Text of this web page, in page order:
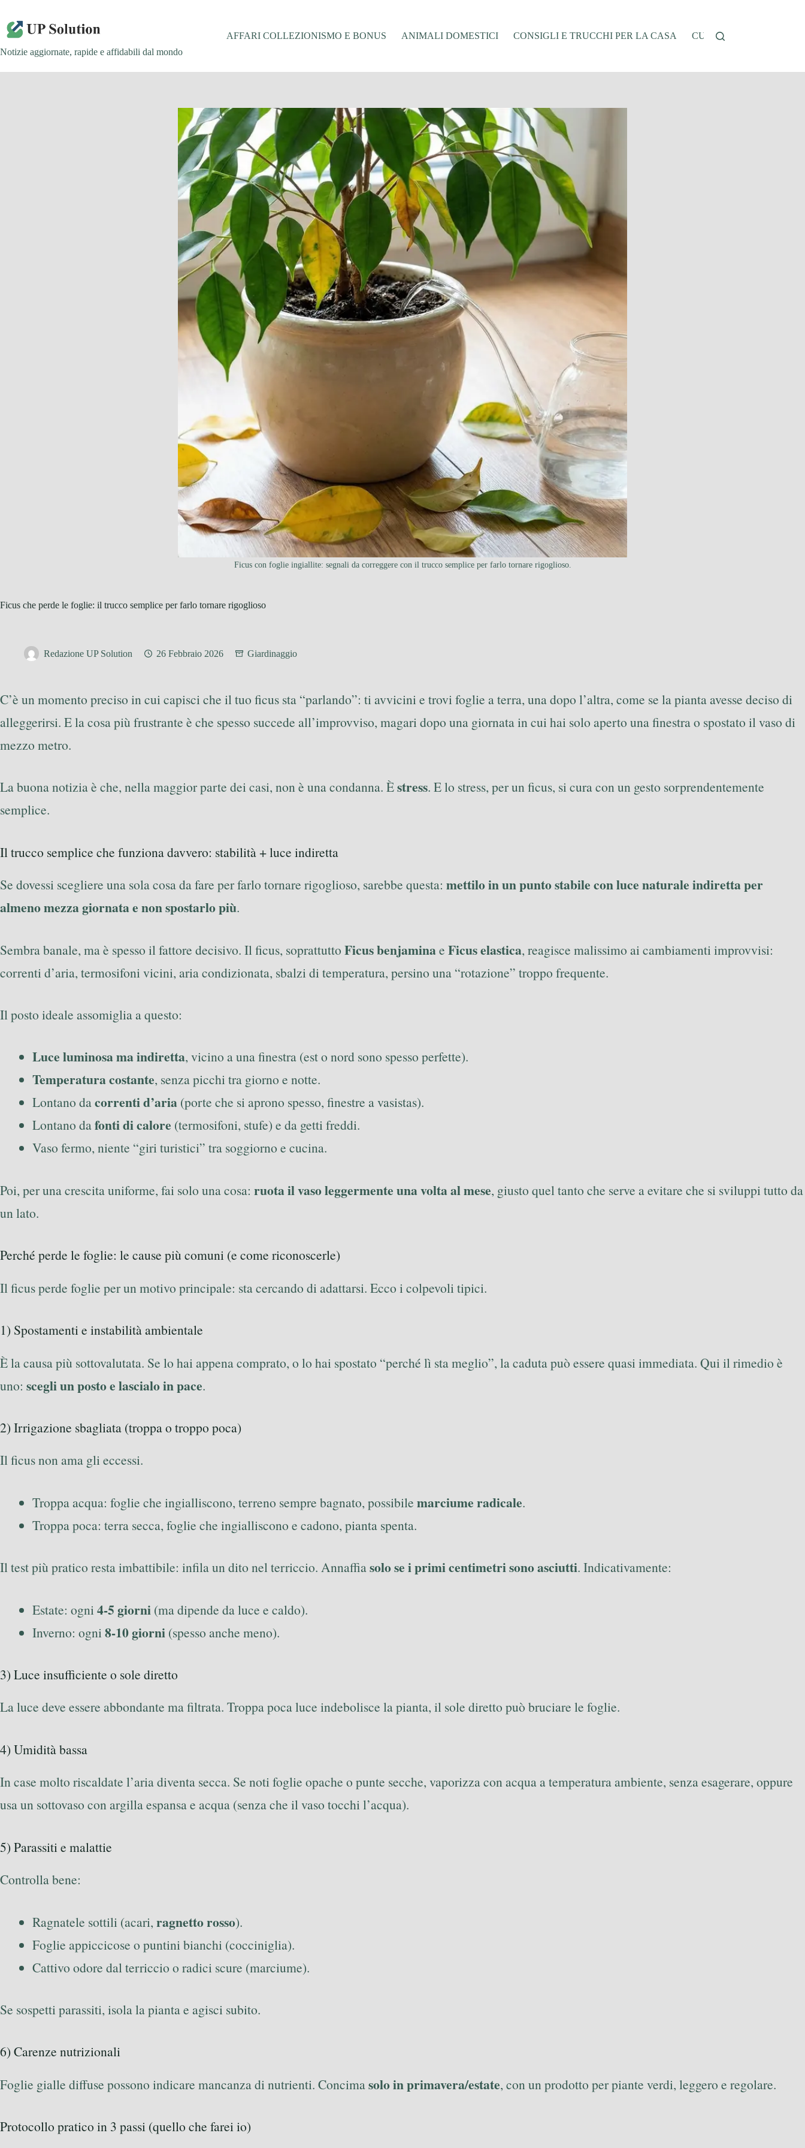
contenuto
Notizie aggiornate, rapide e affidabili dal mondo
AFFARI COLLEZIONISMO E BONUS ANIMALI DOMESTICI CONSIGLI E TRUCCHI PER LA CASA CUCINA E RICETTE
Ficus con foglie ingiallite: segnali da correggere con il trucco semplice per farlo tornare rigoglioso.
Ficus che perde le foglie: il trucco semplice per farlo tornare rigoglioso
Redazione UP Solution 26 Febbraio 2026 Giardinaggio
C’è un momento preciso in cui capisci che il tuo ficus sta “parlando”: ti avvicini e trovi foglie a terra, una dopo l’altra, come se la pianta avesse deciso di
alleggerirsi. E la cosa più frustrante è che spesso succede all’improvviso, magari dopo una giornata in cui hai solo aperto una finestra o spostato il vaso di
mezzo metro.
La buona notizia è che, nella maggior parte dei casi, non è una condanna. Èstress. E lo stress, per un ficus, si cura con un gesto sorprendentemente
semplice.
Il trucco semplice che funziona davvero: stabilità + luce indiretta
Se dovessi scegliere una sola cosa da fare per farlo tornare rigoglioso, sarebbe questa: mettilo in un punto stabile con luce naturale indiretta per
almeno mezza giornata e non spostarlo più.
Sembra banale, ma è spesso il fattore decisivo. Il ficus, soprattutto Ficus benjaminae Ficus elastica, reagisce malissimo ai cambiamenti improvvisi:
correnti d’aria, termosifoni vicini, aria condizionata, sbalzi di temperatura, persino una “rotazione” troppo frequente.
Il posto ideale assomiglia a questo:
Luce luminosa ma indiretta, vicino a una finestra (est o nord sono spesso perfette).
Temperatura costante, senza picchi tra giorno e notte.
Lontano dacorrenti d’aria (porte che si aprono spesso, finestre a vasistas).
Lontano dafonti di calore (termosifoni, stufe) e da getti freddi.
Vaso fermo, niente “giri turistici” tra soggiorno e cucina.
Poi, per una crescita uniforme, fai solo una cosa: ruota il vaso leggermente una volta al mese, giusto quel tanto che serve a evitare che si sviluppi tutto da
un lato.
Perché perde le foglie: le cause più comuni (e come riconoscerle)
Il ficus perde foglie per un motivo principale: sta cercando di adattarsi. Ecco i colpevoli tipici.
1) Spostamenti e instabilità ambientale
È la causa più sottovalutata. Se lo hai appena comprato, o lo hai spostato “perché lì sta meglio”, la caduta può essere quasi immediata. Qui il rimedio è
uno: scegli un posto e lascialo in pace.
2) Irrigazione sbagliata (troppa o troppo poca)
Il ficus non ama gli eccessi.
Troppa acqua: foglie che ingialliscono, terreno sempre bagnato, possibile marciume radicale.
Troppa poca: terra secca, foglie che ingialliscono e cadono, pianta spenta.
Il test più pratico resta imbattibile: infila un dito nel terriccio. Annaffiasolo se i primi centimetri sono asciutti. Indicativamente:
Estate: ogni 4-5 giorni (ma dipende da luce e caldo).
Inverno: ogni 8-10 giorni (spesso anche meno).
3) Luce insufficiente o sole diretto
La luce deve essere abbondante ma filtrata. Troppa poca luce indebolisce la pianta, il sole diretto può bruciare le foglie.
4) Umidità bassa
In case molto riscaldate l’aria diventa secca. Se noti foglie opache o punte secche, vaporizza con acqua a temperatura ambiente, senza esagerare, oppure
usa un sottovaso con argilla espansa e acqua (senza che il vaso tocchi l’acqua).
5) Parassiti e malattie
Controlla bene:
Ragnatele sottili (acari, ragnetto rosso).
Foglie appiccicose o puntini bianchi (cocciniglia).
Cattivo odore dal terriccio o radici scure (marciume).
Se sospetti parassiti, isola la pianta e agisci subito.
6) Carenze nutrizionali
Foglie gialle diffuse possono indicare mancanza di nutrienti. Concimasolo in primavera/estate, con un prodotto per piante verdi, leggero e regolare.
Protocollo pratico in 3 passi (quello che farei io)